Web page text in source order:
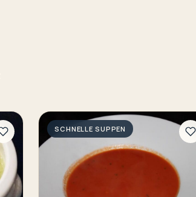
SCHNELLE SUPPEN